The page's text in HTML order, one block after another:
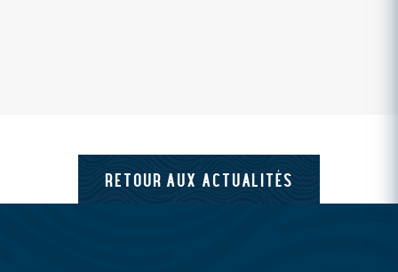
RETOUR AUX ACTUALITÉS